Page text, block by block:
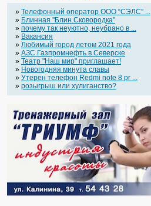
» Телефонный оператор OOO “СЭЛС” ...
» Блинная "Блин.Сковородка"
» почему так неуютно, неубрано в ...
» Вакансия
» Любимый город летом 2021 года
» АЗС Газпромнефть в Северске
» Театр "Наш мир" приглашает!
» Новогодняя минута славы
» Утерен телефон Redmi note 8 pr ...
» розыгрыш или хулиганство?